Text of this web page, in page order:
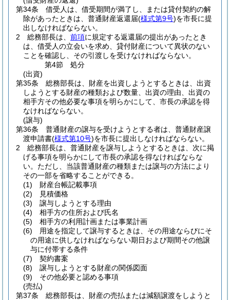
第34条
借受人は、借受期間が満了し、または貸付契約の解
除があったときは、普通財産返還届(様式第9号)を市長に提
出しなければならない。
2
総務部長は、 前項に規定する返還届の提出があったとき
は、借受人の立会いを求め、貸付財産について異状のない
ことを確認し、その引渡しを受けなければならない。
第4節
処分
(出資)
第35条
総務部長は、財産を出資しようとするときは、出資
しようとする財産の種類および数量、出資の理由、出資の
相手方その他必要な事項を明らかにして、市長の承認を得
なければならない。
(譲与)
第36条
普通財産の譲与を受けようとする者は、普通財産譲
渡申請書(様式第10号)を市長に提出しなければならない。
2
総務部長は、普通財産を譲与しようとするときは、次に掲
げる事項を明らかにして市長の承認を得なければならな
い。 ただし、当該普通財産の種類または譲与の方法により
その一部を省略することができる。
(1)
財産台帳記載事項
(2)
見積価格
(3)
譲与しようとする理由
(4)
相手方の住所および氏名
(5)
相手方の利用計画または事業計画
(6)
用途を指定して譲与するときは、その用途ならびにそ
の用途に供しなければならない期日および期間その他譲
与に付帯する条件
(7)
契約書案
(8)
譲与しようとする財産の関係図面
(9)
その他必要と認める事項
(売払)
第37条
総務部長は、財産の売払または減額譲渡をしようと